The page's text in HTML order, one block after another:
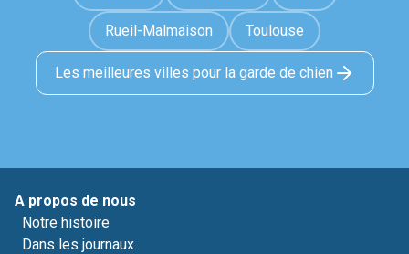
Rueil-Malmaison Toulouse
Les meilleures villes pour la garde de chien
A propos de nous
Notre histoire
Dans les journaux